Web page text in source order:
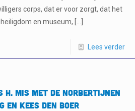
corps, dat er voor zorgt, dat het
en museum,
Lees verder
H. Mis met de Norbertijnen
en Kees den Boer